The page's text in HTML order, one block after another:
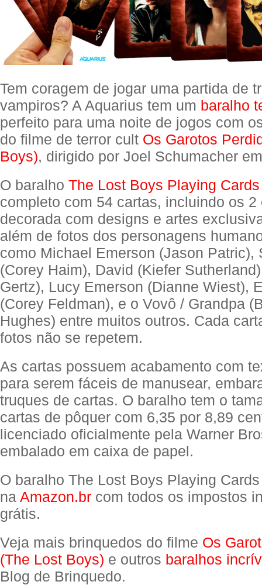
Tem coragem de jogar uma partida de
vampiros? A Aquarius tem um baralho
perfeito para uma noite de jogos com
do filme de terror cult Os Garotos
Boys), dirigido por Joel Schumacher
O baralho The Lost Boys Playing Cards
completo com 54 cartas, incluindo os 2
decorada com designs e artes
além de fotos dos personagens
como Michael Emerson (Jason Patric),
(Corey Haim), David (Kiefer
Gertz), Lucy Emerson (Dianne Wiest),
(Corey Feldman), e o Vovô / Grandpa
Hughes) entre muitos outros. Cada
fotos não se repetem.
As cartas possuem acabamento com
para serem fáceis de manusear,
truques de cartas. O baralho tem o
cartas de pôquer com 6,35 por 8,89
licenciado oficialmente pela Warner
embalado em caixa de papel.
O baralho The Lost Boys Playing
na Amazon.br com todos os impostos
grátis.
Veja mais brinquedos do filme Os
(The Lost Boys) e outros baralhos
Blog de Brinquedo.